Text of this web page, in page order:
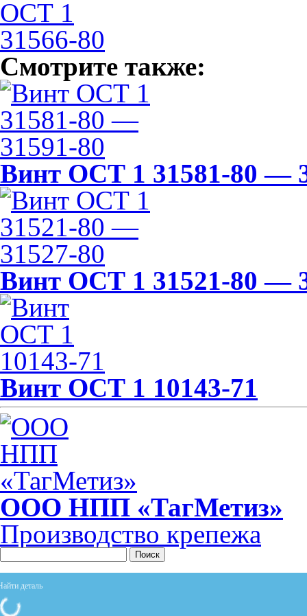
Смотрите также:
Винт ОСТ 1 31581-80 —
Винт ОСТ 1 31521-80 —
Винт ОСТ 1 10143-71
ООО НПП «ТагМетиз»
Производство крепежа
Поиск